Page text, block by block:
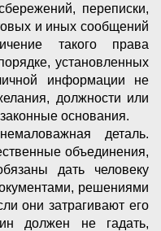
переписки,
и иных сообщений
такого права
установленных
информации не
должности или
основания.
деталь.
объединения,
дать человеку
решениями
они затрагивают его
должен не гадать,